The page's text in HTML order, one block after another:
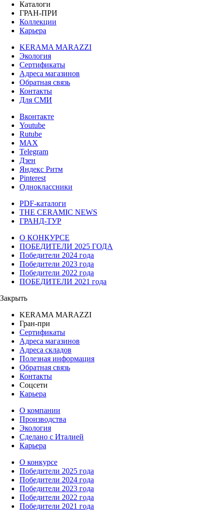
Каталоги
ГРАН-ПРИ
Коллекции
Карьера
KERAMA MARAZZI
Экология
Сертификаты
Адреса магазинов
Обратная связь
Контакты
Для СМИ
Вконтакте
Youtube
Rutube
MAX
Telegram
Дзен
Яндекс Ритм
Pinterest
Одноклассники
PDF-каталоги
THE CERAMIC NEWS
ГРАНД-ТУР
О КОНКУРСЕ
ПОБЕДИТЕЛИ 2025 ГОДА
Победители 2024 года
Победители 2023 года
Победители 2022 года
ПОБЕДИТЕЛИ 2021 года
Закрыть
KERAMA MARAZZI
Гран-при
Сертификаты
Адреса магазинов
Адреса складов
Полезная информация
Обратная связь
Контакты
Соцсети
Карьера
О компании
Производства
Экология
Сделано с Италией
Карьера
О конкурсе
Победители 2025 года
Победители 2024 года
Победители 2023 года
Победители 2022 года
Победители 2021 года